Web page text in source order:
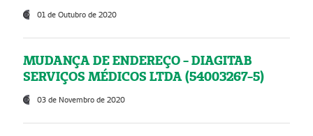
01 de Outubro de 2020
MUDANÇA DE ENDEREÇO - DIAGITAB
SERVIÇOS MÉDICOS LTDA (54003267-5)
03 de Novembro de 2020